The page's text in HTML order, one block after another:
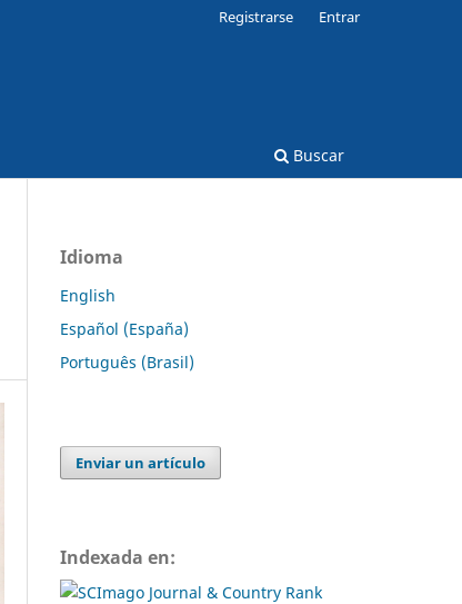
Buscar
Registrarse Entrar
Idioma
English
Español (España)
Português (Brasil)
Enviar un artículo
Indexada en: